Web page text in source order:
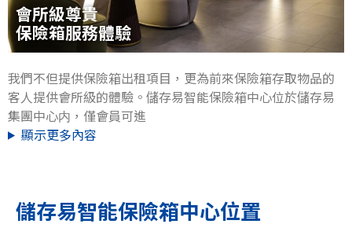
會所級尊貴
保險箱服務體驗
我們不但提供保險箱出租項目，更為前來保險箱存取物品的
客人提供會所級的體驗。儲存易智能保險箱中心位於儲存易
集團中心内，僅會員可進
顯示更多內容
儲存易智能保險箱中心位置